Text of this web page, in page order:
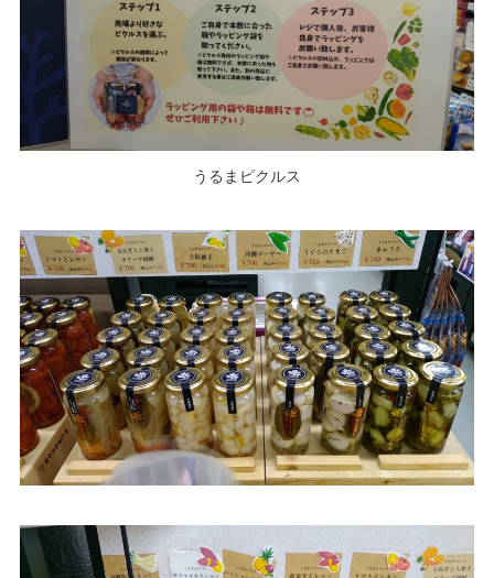
うるまピクルス